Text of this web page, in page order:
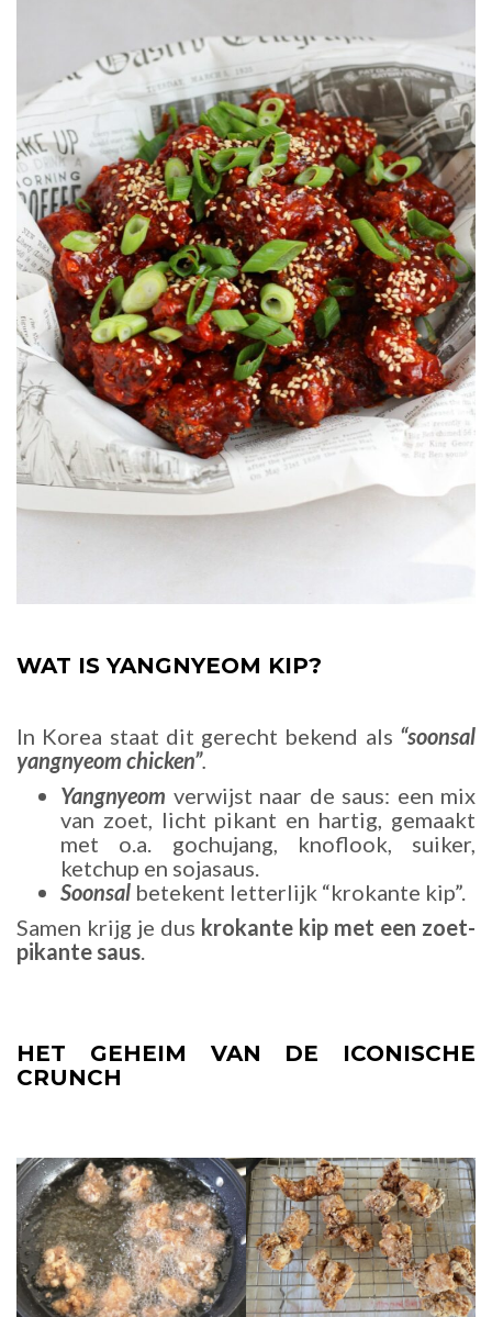
WAT IS YANGNYEOM KIP?
In Korea staat dit gerecht bekend als “soonsal
yangnyeom chicken”.
Yangnyeom verwijst naar de saus: een mix
van zoet, licht pikant en hartig, gemaakt
met o.a. gochujang, knoflook, suiker,
ketchup en sojasaus.
Soonsal betekent letterlijk “krokante kip”.
Samen krijg je dus krokante kip met een zoet-
pikante saus.
HET GEHEIM VAN DE ICONISCHE
CRUNCH